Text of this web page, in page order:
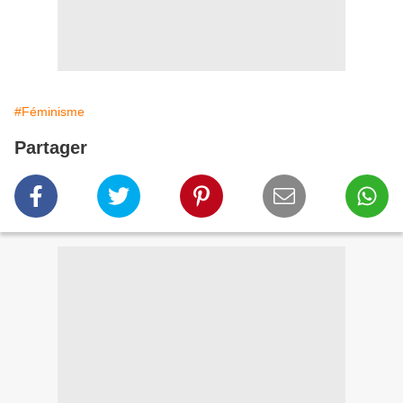
#Féminisme
Partager